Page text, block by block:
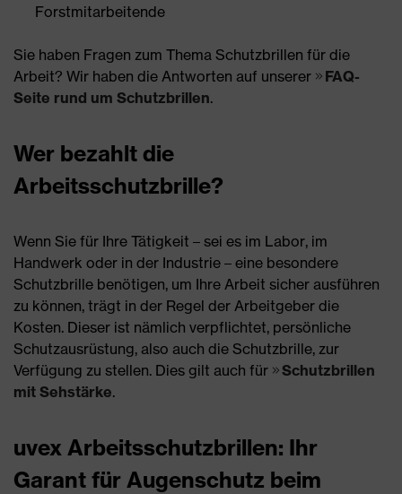
Forstmitarbeitende
Sie haben Fragen zum Thema Schutzbrillen für die
Arbeit? Wir haben die Antworten auf unserer
FAQ-
Seite rund um Schutzbrillen.
Wer bezahlt die
Arbeitsschutzbrille?
Wenn Sie für Ihre Tätigkeit – sei es im Labor, im
Handwerk oder in der Industrie – eine besondere
Schutzbrille benötigen, um Ihre Arbeit sicher ausführen
zu können, trägt in der Regel der Arbeitgeber die
Kosten. Dieser ist nämlich verpflichtet, persönliche
Schutzausrüstung, also auch die Schutzbrille, zur
Verfügung zu stellen. Dies gilt auch für
Schutzbrillen
mit Sehstärke.
uvex Arbeitsschutzbrillen: Ihr
Garant für Augenschutz beim